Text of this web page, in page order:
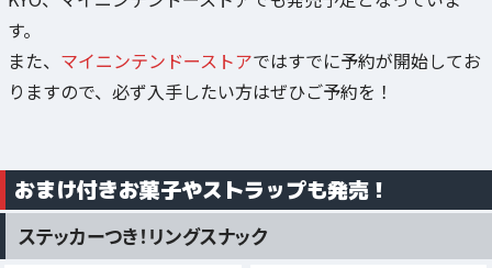
す。
また、 マイニンテンドーストアではすでに予約が開始してお
りますので、必ず入手したい方はぜひご予約を！
おまけ付きお菓子やストラップも発売！
ステッカーつき！リングスナック